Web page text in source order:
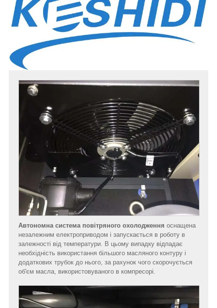
Автономна система повітряного охолодження оснащена
незалежним електроприводом і запускається в роботу в
залежності від температури. В цьому випадку відпадає
необхідність використання більшого масляного контуру і
додаткових трубок до нього, за рахунок чого скорочується
об'єм масла, використовуваного в компресорі.